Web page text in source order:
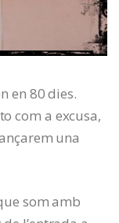
en 80 dies.
com a excusa,
una
som amb